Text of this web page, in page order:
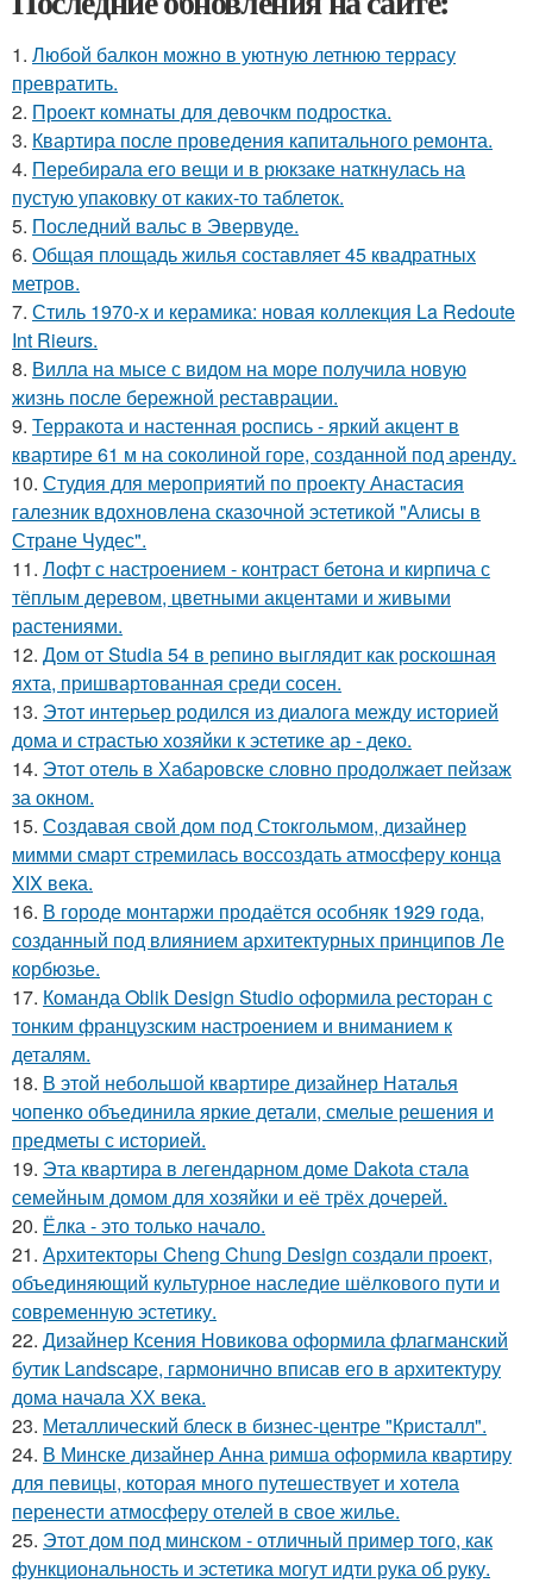
1. Любой балкон можно в уютную летнюю террасу
превратить.
2. Проект комнаты для девочкм подростка.
3. Квартира после проведения капитального ремонта.
4. Перебирала его вещи и в рюкзаке наткнулась на
пустую упаковку от каких-то таблеток.
5. Последний вальс в Эвервуде.
6. Общая площадь жилья составляет 45 квадратных
метров.
7. Стиль 1970-х и керамика: новая коллекция La Redoute
Int Rieurs.
8. Вилла на мысе с видом на море получила новую
жизнь после бережной реставрации.
9. Терракота и настенная роспись - яркий акцент в
квартире 61 м на соколиной горе, созданной под аренду.
10. Студия для мероприятий по проекту Анастасия
галезник вдохновлена сказочной эстетикой "Алисы в
Стране Чудес".
11. Лофт с настроением - контраст бетона и кирпича с
тёплым деревом, цветными акцентами и живыми
растениями.
12. Дом от Studia 54 в репино выглядит как роскошная
яхта, пришвартованная среди сосен.
13. Этот интерьер родился из диалога между историей
дома и страстью хозяйки к эстетике ар - деко.
14. Этот отель в Хабаровске словно продолжает пейзаж
за окном.
15. Создавая свой дом под Стокгольмом, дизайнер
мимми смарт стремилась воссоздать атмосферу конца
XIX века.
16. В городе монтаржи продаётся особняк 1929 года,
созданный под влиянием архитектурных принципов Ле
корбюзье.
17. Команда Oblik Design Studio оформила ресторан с
тонким французским настроением и вниманием к
деталям.
18. В этой небольшой квартире дизайнер Наталья
чопенко объединила яркие детали, смелые решения и
предметы с историей.
19. Эта квартира в легендарном доме Dakota стала
семейным домом для хозяйки и её трёх дочерей.
20. Ёлка - это только начало.
21. Архитекторы Cheng Chung Design создали проект,
объединяющий культурное наследие шёлкового пути и
современную эстетику.
22. Дизайнер Ксения Новикова оформила флагманский
бутик Landscape, гармонично вписав его в архитектуру
дома начала ХХ века.
23. Металлический блеск в бизнес-центре "Кристалл".
24. В Минске дизайнер Анна римша оформила квартиру
для певицы, которая много путешествует и хотела
перенести атмосферу отелей в свое жилье.
25. Этот дом под минском - отличный пример того, как
функциональность и эстетика могут идти рука об руку.